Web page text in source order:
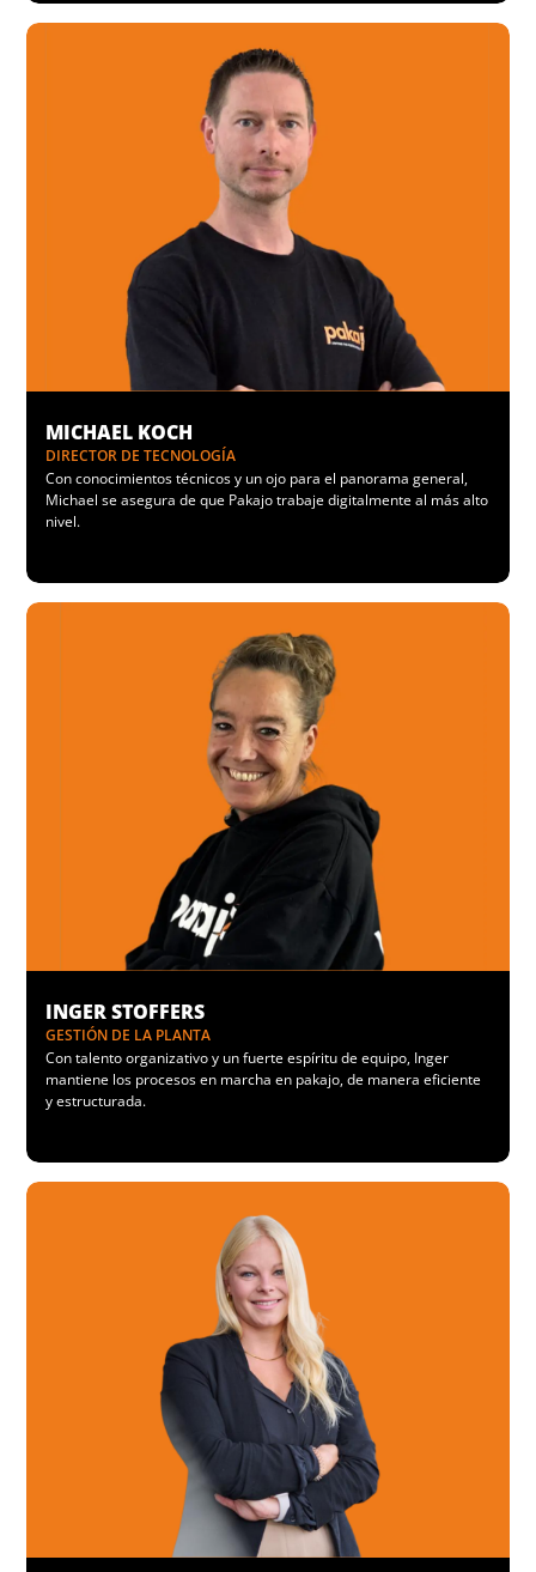
MICHAEL KOCH
DIRECTOR DE TECNOLOGÍA
Con conocimientos técnicos y un ojo para el panorama general,
Michael se asegura de que Pakajo trabaje digitalmente al más alto
nivel.
INGER STOFFERS
GESTIÓN DE LA PLANTA
Con talento organizativo y un fuerte espíritu de equipo, Inger
mantiene los procesos en marcha en pakajo, de manera eficiente
y estructurada.